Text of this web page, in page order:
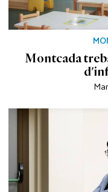
Montcada